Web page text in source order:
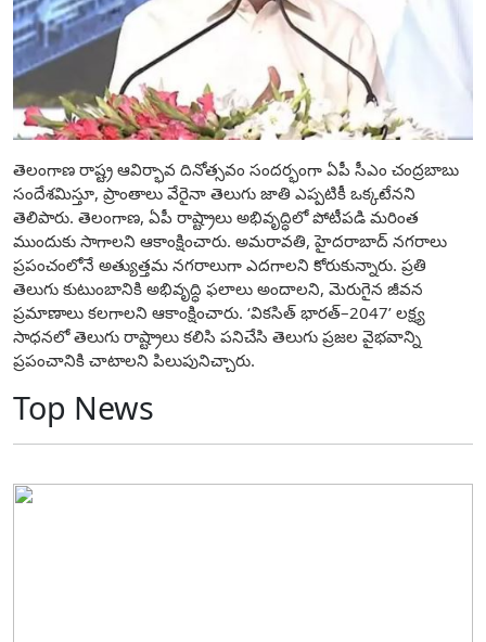
తెలంగాణ రాష్ట్ర ఆవిర్భావ దినోత్సవం సందర్భంగా ఏపీ సీఎం చంద్ర‌బాబు
సందేశ‌మిస్తూ, ప్రాంతాలు వేరైనా తెలుగు జాతి ఎప్పటికీ ఒక్కటేనని
తెలిపారు. తెలంగాణ, ఏపీ రాష్ట్రాలు అభివృద్ధిలో పోటీపడి మరింత
ముందుకు సాగాలని ఆకాంక్షించారు. అమరావతి, హైదరాబాద్ నగరాలు
ప్రపంచంలోనే అత్యుత్తమ నగరాలుగా ఎదగాలని కోరుకున్నారు. ప్రతి
తెలుగు కుటుంబానికి అభివృద్ధి ఫలాలు అందాలని, మెరుగైన జీవన
ప్రమాణాలు కలగాలని ఆకాంక్షించారు. ‘వికసిత్ భారత్–2047’ లక్ష్య
సాధనలో తెలుగు రాష్ట్రాలు కలిసి పనిచేసి తెలుగు ప్రజల వైభవాన్ని
ప్రపంచానికి చాటాలని పిలుపునిచ్చారు.
Top News